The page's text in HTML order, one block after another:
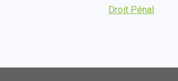
Droit Pénal